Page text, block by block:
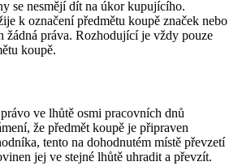
se nesmějí dít na úkor kupujícího.
k označení předmětu koupě značek nebo
žádná práva. Rozhodující je vždy pouze
koupě.
ve lhůtě osmi pracovních dnů
že předmět koupě je připraven
tento na dohodnutém místě převzetí
jej ve stejné lhůtě uhradit a převzít.